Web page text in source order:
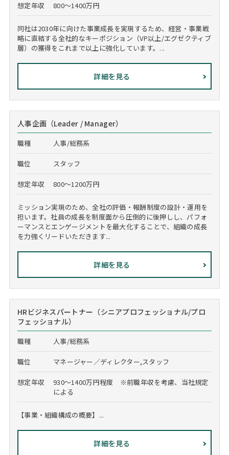
想定年収 800～1400万円
同社は2030年に向けた事業成長を実現するため、経営・事業戦
略に直結する全社的なキーポジション（VP以上/エグゼクティブ
層）の獲得をこれまで以上に強化しています。...
詳細を見る
人事企画（Leader / Manager）
職種 人事/総務系
職位 スタッフ
想定年収 800～1200万円
ミッション実現のため、全社の評価・報酬制度の設計・運用を
担います。社員の成長を制度面から圧倒的に後押しし、パフォ
ーマンスとエンゲージメントを最大化することで、組織の成長
を力強くリードいただきます...
詳細を見る
HRビジネスパートナー（シニアプロフェッショナル/プロ
フェッショナル）
職種 人事/総務系
職位 マネージャー／ディレクター,スタッフ
想定年収
930～1400万円程度 ※前職年収を考慮、当社規定
による
【事業・組織構成の概要】...
詳細を見る